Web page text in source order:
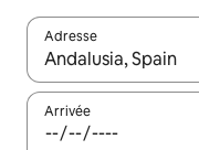
Adresse
Lorsque les résultats
Arrivée